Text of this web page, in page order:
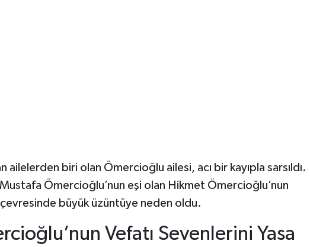
ailelerden biri olan Ömercioğlu ailesi, acı bir kayıpla sarsıldı.
Ömercioğlu’nun eşi olan Hikmet Ömercioğlu’nun
çevresinde büyük üzüntüye neden oldu.
Vefatı Sevenlerini Yasa